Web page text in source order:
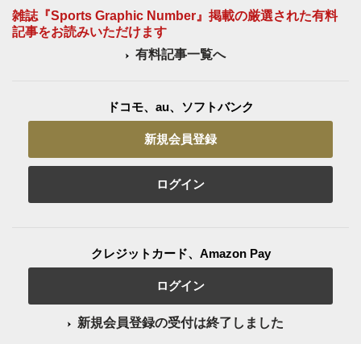
雑誌『Sports Graphic Number』掲載の厳選された有料
記事をお読みいただけます
有料記事一覧へ
ドコモ、au、ソフトバンク
新規会員登録
ログイン
クレジットカード、Amazon Pay
ログイン
新規会員登録の受付は終了しました